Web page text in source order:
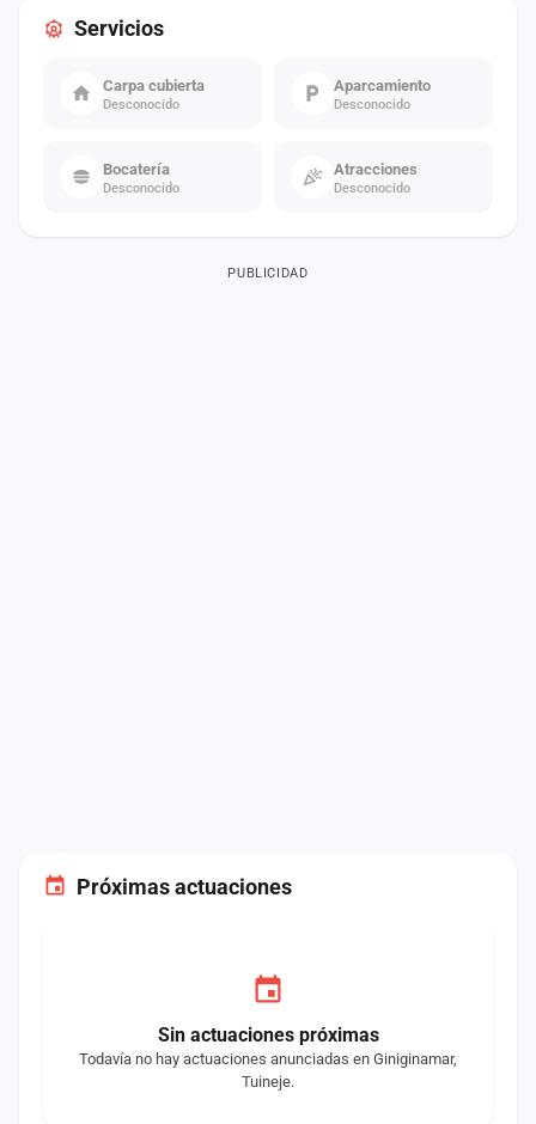
Próximas actuaciones
Sin actuaciones próximas
Todavía no hay actuaciones anunciadas en Giniginamar,
Tuineje.
Servicios
Carpa cubierta
Desconocido
Aparcamiento
Desconocido
Bocatería
Desconocido
Atracciones
Desconocido
PUBLICIDAD